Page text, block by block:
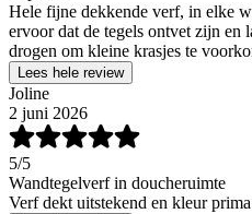
Hele fijne dekkende verf, in elke
ervoor dat de tegels ontvet zijn en
drogen om kleine krasjes te
Lees hele review
Joline
2 juni 2026
5/5
Wandtegelverf in doucheruimte
Verf dekt uitstekend en kleur prima